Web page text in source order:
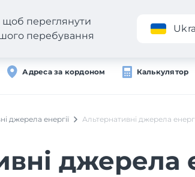
Адреса за кордоном Калькулятор
щоб переглянути
перебування
джерела енергії Альтернативні джерела
джерела